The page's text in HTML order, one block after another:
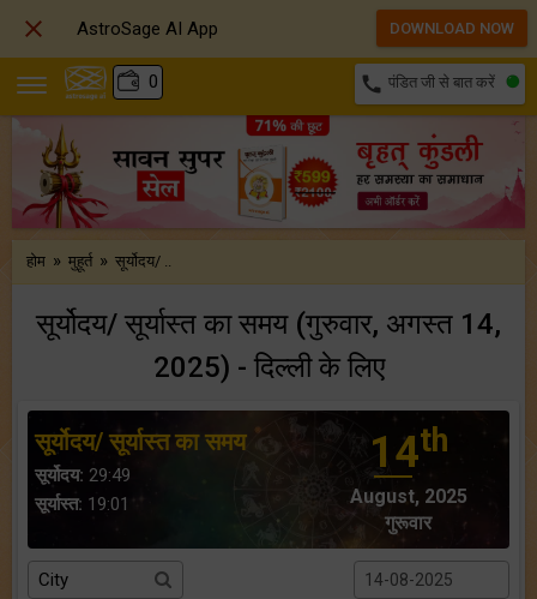
0 call पंडित जी से बात करें
होम » मुहूर्त » सूर्योदय/ ..
सूर्योदय/ सूर्यास्त का समय (गुरुवार, अगस्त 14,
2025) - दिल्ली के लिए
सूर्योदय/ सूर्यास्त का समय
सूर्योदय: 29:49
सूर्यास्त: 19:01
14th
August, 2025
गुरूवार
 AstroSage AI App DOWNLOAD NOW